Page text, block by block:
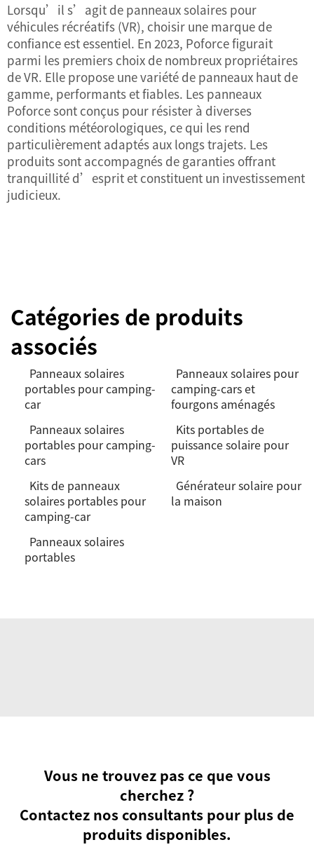
Lorsqu’il s’agit de panneaux solaires pour
véhicules récréatifs (VR), choisir une marque de
confiance est essentiel. En 2023, Poforce figurait
parmi les premiers choix de nombreux propriétaires
de VR. Elle propose une variété de panneaux haut de
gamme, performants et fiables. Les panneaux
Poforce sont conçus pour résister à diverses
conditions météorologiques, ce qui les rend
particulièrement adaptés aux longs trajets. Les
produits sont accompagnés de garanties offrant
tranquillité d’esprit et constituent un investissement
judicieux.
Catégories de produits
associés
Panneaux solaires
portables pour camping-
car
Panneaux solaires pour
camping-cars et
fourgons aménagés
Panneaux solaires
portables pour camping-
cars
Kits portables de
puissance solaire pour
VR
Kits de panneaux
solaires portables pour
camping-car
Générateur solaire pour
la maison
Panneaux solaires
portables
Vous ne trouvez pas ce que vous
cherchez ?
Contactez nos consultants pour plus de
produits disponibles.